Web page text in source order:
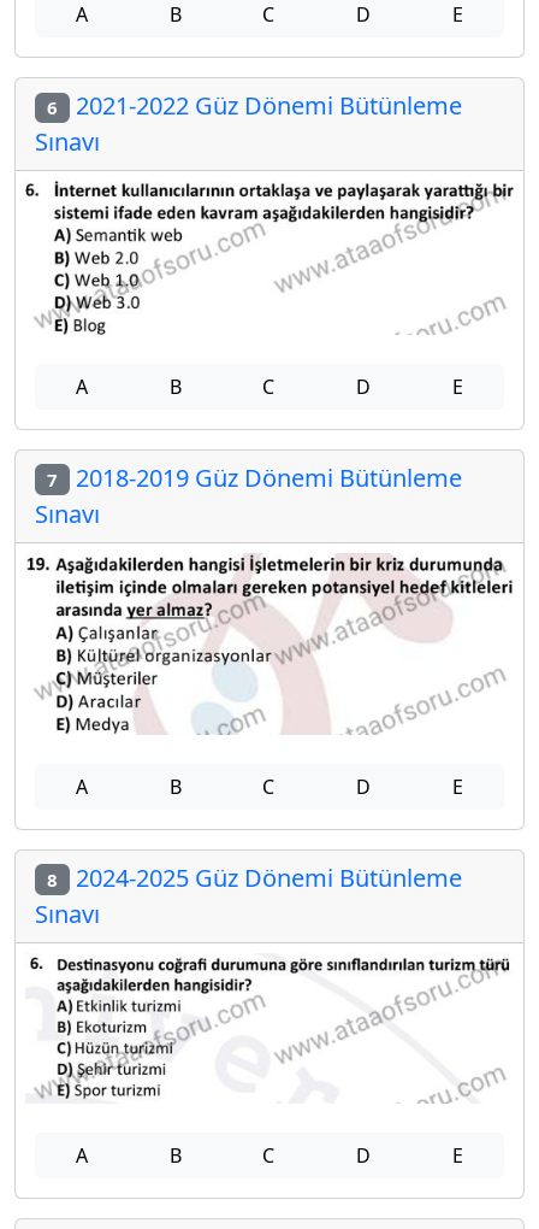
A B C D E
6 2021-2022 Güz Dönemi Bütünleme
Sınavı
A B C D E
7 2018-2019 Güz Dönemi Bütünleme
Sınavı
A B C D E
8 2024-2025 Güz Dönemi Bütünleme
Sınavı
A B C D E